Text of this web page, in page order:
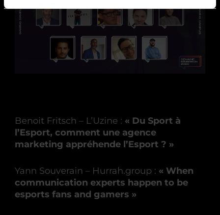
Benoit Fritsch – L’Uzine : « Du Sport à
l’Esport, comment une agence
marketing appréhende l’Esport ? »
Yann Souverain – Hurrah.group : « When
communication experts happen to be
esports fans and gamers »